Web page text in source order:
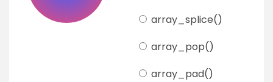
array_splice()
array_pop()
array_pad()